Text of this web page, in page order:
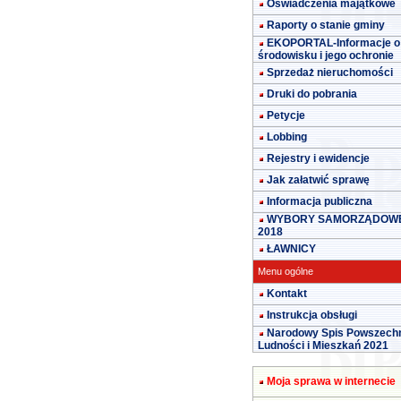
Oświadczenia majątkowe
Raporty o stanie gminy
EKOPORTAL-Informacje o
środowisku i jego ochronie
Sprzedaż nieruchomości
Druki do pobrania
Petycje
Lobbing
Rejestry i ewidencje
Jak załatwić sprawę
Informacja publiczna
WYBORY
2018
ŁAWNICY
Menu ogólne
Kontakt
Instrukcja obsługi
Narodowy Spis
Ludności i Mieszkań 2021
Moja sprawa w internecie